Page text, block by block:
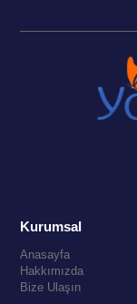
Kurumsal
Anasayfa
Hakkımızda
Bize Ulaşın